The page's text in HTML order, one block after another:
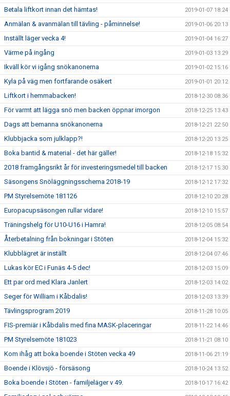
Betala liftkort innan det hämtas! 2019-01-07 18:24
Anmälan & avanmälan till tävling - påminnelse! 2019-01-06 20:13
Inställt läger vecka 4! 2019-01-04 16:27
Värme på ingång 2019-01-03 13:29
Ikväll kör vi igång snökanonerna 2019-01-02 15:16
Kyla på väg men fortfarande osäkert 2019-01-01 20:12
Liftkort i hemmabacken! 2018-12-30 08:36
För varmt att lägga snö men backen öppnar imorgon 2018-12-25 13:43
Dags att bemanna snökanonerna 2018-12-21 22:50
Klubbjacka som julklapp?! 2018-12-20 13:25
Boka bantid & material - det här gäller! 2018-12-18 15:32
2018 framgångsrikt år för investeringsmedel till backen 2018-12-17 15:30
Säsongens Snöläggningsschema 2018-19 2018-12-12 17:32
PM Styrelsemöte 181126 2018-12-10 20:28
Europacupsäsongen rullar vidare! 2018-12-10 15:57
Träningshelg för U10-U16 i Hamra! 2018-12-05 08:54
Återbetalning från bokningar i Stöten 2018-12-04 15:32
Klubblägret är inställt 2018-12-04 07:46
Lukas kör EC i Funäs 4-5 dec! 2018-12-03 15:09
Ett par ord med Klara Janlert 2018-12-03 14:02
Seger för William i Kåbdalis! 2018-12-03 13:39
Tävlingsprogram 2019 2018-11-28 10:05
FIS-premiär i Kåbdalis med fina MASK-placeringar 2018-11-22 14:46
PM Styrelsemöte 181023 2018-11-21 08:10
Kom ihåg att boka boende i Stöten vecka 49 2018-11-06 21:19
Boende i Klövsjö - försäsong 2018-10-24 13:52
Boka boende i Stöten - familjeläger v 49. 2018-10-17 16:42